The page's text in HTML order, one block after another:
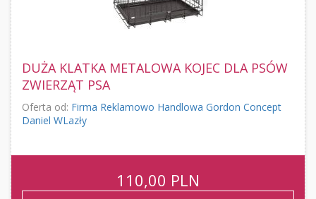
DUŻA KLATKA METALOWA KOJEC DLA PSÓW
ZWIERZĄT PSA
Oferta od: Firma Reklamowo Handlowa Gordon Concept
Daniel WLazły
110,00 PLN